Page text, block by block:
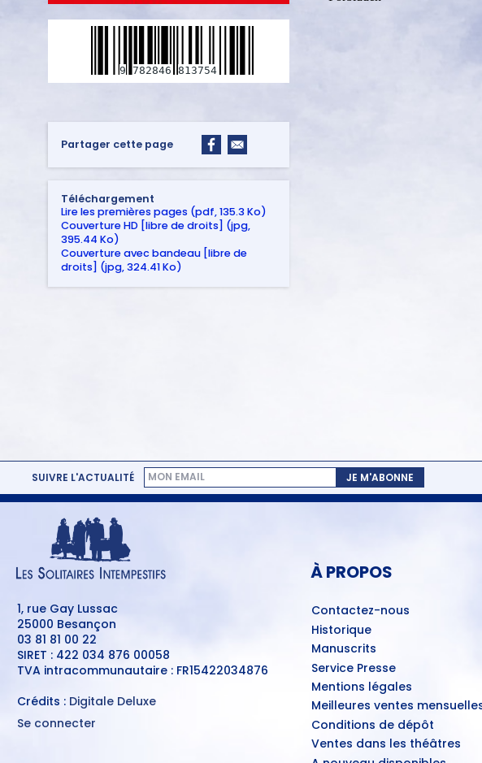
9 782846 813754
Partager cette page
Téléchargement
Lire les premières pages (pdf, 135.3 Ko)
Couverture HD [libre de droits] (jpg,
395.44 Ko)
Couverture avec bandeau [libre de
droits] (jpg, 324.41 Ko)
SUIVRE L'ACTUALITÉ JE M'ABONNE
1, rue Gay Lussac
25000 Besançon
03 81 81 00 22
SIRET : 422 034 876 00058
TVA intracommunautaire : FR15422034876
Crédits : Digitale Deluxe
MENU
Se connecter
À PROPOS
Contactez-nous
Historique
Manuscrits
Service Presse
Mentions légales
Meilleures ventes
Conditions de dépôt
Ventes dans les théâtres